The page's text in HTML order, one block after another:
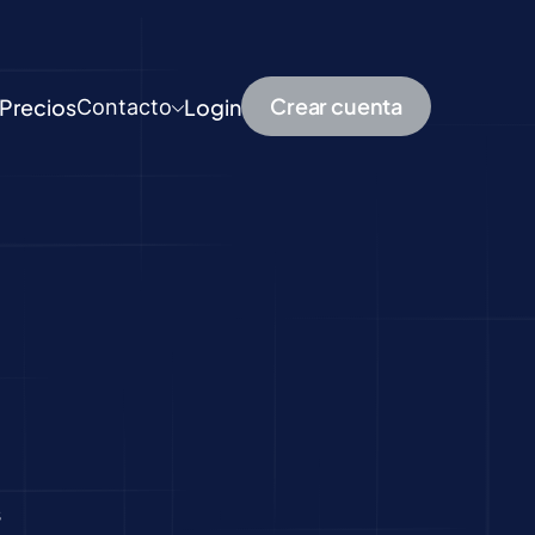
PreciosContacto Login Crear cuenta